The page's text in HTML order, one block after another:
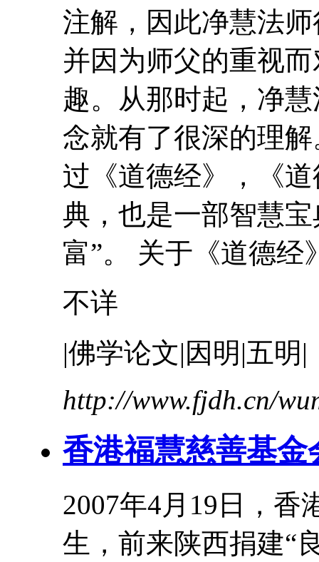
注解，因此净慧法
并因为师父的重视
趣。从那时起，净
念就有了很深的理
过《道德经》，《
典，也是一部智慧
富”。 关于《道德经
不详
|佛学论文|因明|五明|
http://www.fjdh.cn/
香港福慧慈善基
2007年4月19日，香
生，前来陕西捐建“